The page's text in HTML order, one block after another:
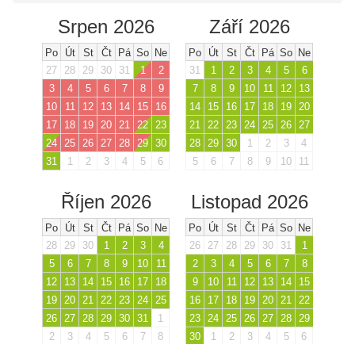
Srpen 2026
Po Út St Čt Pá So Ne
27
28 29 30 31 1
2
3
4 5 6 7 8
9
10
11 12 13 14 15
16
17
18 19 20 21 22
23
24
25 26 27 28 29 30
31
1 2 3 4 5 6
Září 2026
Po Út St Čt Pá So Ne
31
1 2 3 4 5
6
7
8 9 10 11 12
13
14
15 16 17 18 19
20
21
22 23 24 25 26
27
28
29 30 1 2 3
4
5
6 7 8 9 10 11
Říjen 2026
Po Út St Čt Pá So Ne
28
29 30 1 2 3
4
5
6 7 8 9 10
11
12
13 14 15 16 17
18
19 20 21 22 23 24 25
26 27 28 29 30 31
1
2
3 4 5 6 7 8
Listopad 2026
Po Út St Čt Pá So Ne
26
27 28 29 30 31
1
2
3 4 5 6 7
8
9
10 11 12 13 14
15
16
17 18 19 20 21 22
23 24 25 26 27 28 29
30
1 2 3 4 5 6